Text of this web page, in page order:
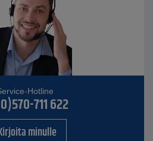
Hotline
711 622
minulle